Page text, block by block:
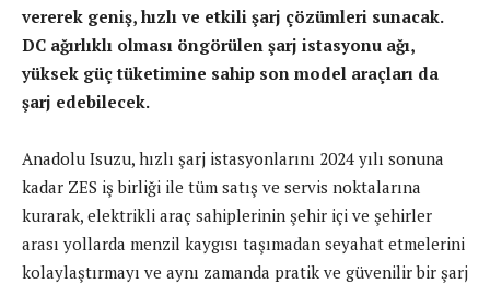
vererek geniş, hızlı ve etkili şarj çözümleri sunacak.
DC ağırlıklı olması öngörülen şarj istasyonu ağı,
yüksek güç tüketimine sahip son model araçları da
şarj edebilecek.
Anadolu Isuzu, hızlı şarj istasyonlarını 2024 yılı sonuna
kadar ZES iş birliği ile tüm satış ve servis noktalarına
kurarak, elektrikli araç sahiplerinin şehir içi ve şehirler
arası yollarda menzil kaygısı taşımadan seyahat etmelerini
kolaylaştırmayı ve aynı zamanda pratik ve güvenilir bir şarj